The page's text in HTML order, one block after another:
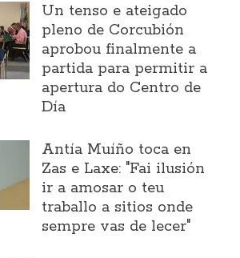
Un tenso e ateigado
pleno de Corcubión
aprobou finalmente a
partida para permitir a
apertura do Centro de
Día
Antía Muíño toca en
Zas e Laxe: "Fai ilusión
ir a amosar o teu
traballo a sitios onde
sempre vas de lecer"